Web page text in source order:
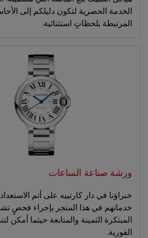
الخدمة الحصرية لتكون دليلكم إلى
المرتبطة بلحظاتٍ استثنائية.
ورشة صناعة الساعات
خبراؤنا في دار كارتييه على أتم الاستعداد
خدماتهم في هذا المتجر بإجراء
المبتكرة الثمينة والمتابعة حيثما أمكن
الفورية.